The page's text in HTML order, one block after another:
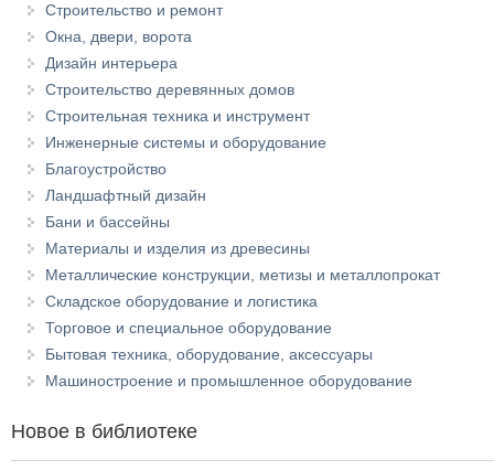
Строительство и ремонт
Окна, двери, ворота
Дизайн интерьера
Строительство деревянных домов
Строительная техника и инструмент
Инженерные системы и оборудование
Благоустройство
Ландшафтный дизайн
Бани и бассейны
Материалы и изделия из древесины
Металлические конструкции, метизы и металлопрокат
Складское оборудование и логистика
Торговое и специальное оборудование
Бытовая техника, оборудование, аксессуары
Машиностроение и промышленное оборудование
Новое в библиотеке